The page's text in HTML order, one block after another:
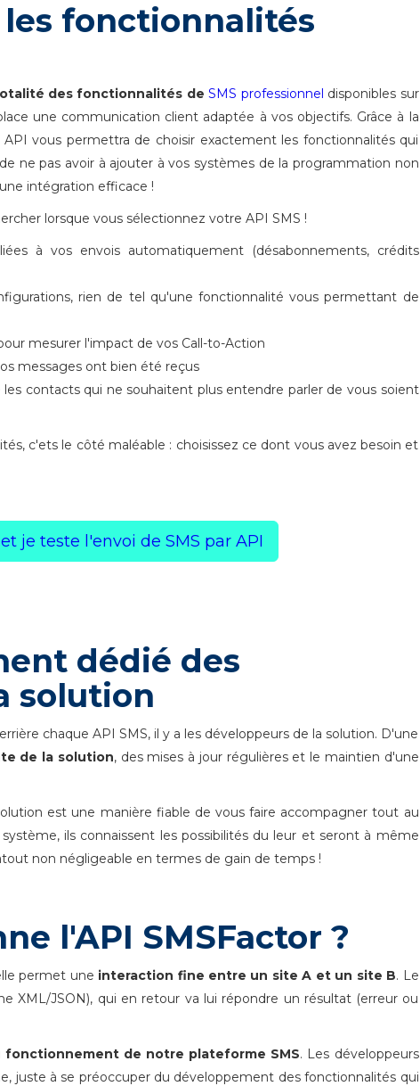
les fonctionnalités
des fonctionnalités deSMS professionnel disponibles sur
une communication client adaptée à vos objectifs. Grâce à la
vous permettra de choisir exactement les fonctionnalités qui
ne pas avoir à ajouter à vos systèmes de la programmation non
intégration efficace !
lorsque vous sélectionnez votre API SMS !
à vos envois automatiquement (désabonnements, crédits
rien de tel qu'une fonctionnalité vous permettant de
mesurer l'impact de vos Call-to-Action
messages ont bien été reçus
les contacts qui ne souhaitent plus entendre parler de vous soient
c'ets le côté maléable : choisissez ce dont vous avez besoin et
je teste l'envoi de SMS par API
dédié des
solution
chaque API SMS, il y a les développeurs de la solution. D'une
de la solution, des mises à jour régulières et le maintien d'une
est une manière fiable de vous faire accompagner tout au
ils connaissent les possibilités du leur et seront à même
non négligeable en termes de gain de temps !
l'API SMSFactor ?
permet une interaction fine entre un site A et un site B. Le
XML/JSON), qui en retour va lui répondre un résultat (erreur ou
de notre plateforme SMS. Les développeurs
juste à se préoccuper du développement des fonctionnalités qui